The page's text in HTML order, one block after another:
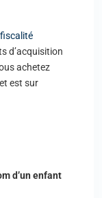
fiscalité
d’acquisition
achetez
est sur
d’un enfant